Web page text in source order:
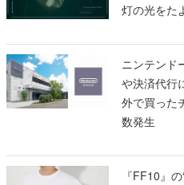
灯の光をた
ニンテンド
や決済代行
外で買った
数発生
『FF10』